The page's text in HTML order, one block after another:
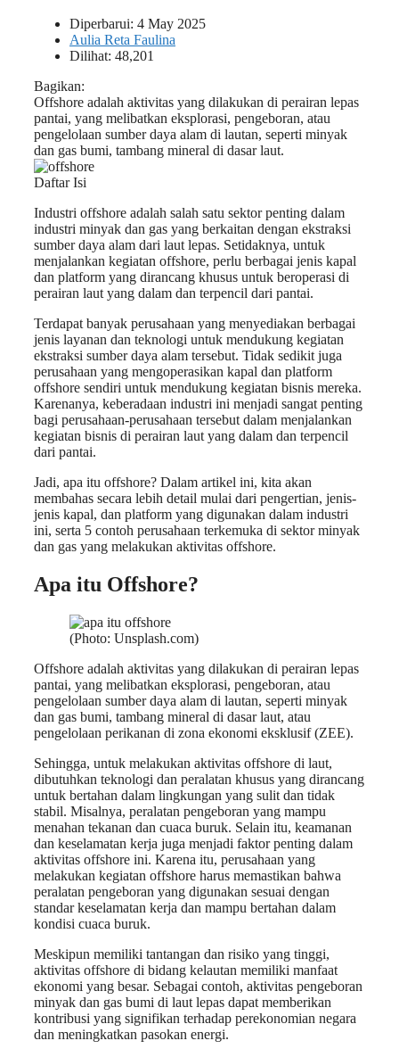
Diperbarui: 4 May 2025
Aulia Reta Faulina
Dilihat: 48,201
Bagikan:
Offshore adalah aktivitas yang dilakukan di perairan lepas
pantai, yang melibatkan eksplorasi, pengeboran, atau
pengelolaan sumber daya alam di lautan, seperti minyak
dan gas bumi, tambang mineral di dasar laut.
Daftar Isi
Industri offshore adalah salah satu sektor penting dalam
industri minyak dan gas yang berkaitan dengan ekstraksi
sumber daya alam dari laut lepas. Setidaknya, untuk
menjalankan kegiatan offshore, perlu berbagai jenis kapal
dan platform yang dirancang khusus untuk beroperasi di
perairan laut yang dalam dan terpencil dari pantai.
Terdapat banyak perusahaan yang menyediakan berbagai
jenis layanan dan teknologi untuk mendukung kegiatan
ekstraksi sumber daya alam tersebut. Tidak sedikit juga
perusahaan yang mengoperasikan kapal dan platform
offshore sendiri untuk mendukung kegiatan bisnis mereka.
Karenanya, keberadaan industri ini menjadi sangat penting
bagi perusahaan-perusahaan tersebut dalam menjalankan
kegiatan bisnis di perairan laut yang dalam dan terpencil
dari pantai.
Jadi, apa itu offshore? Dalam artikel ini, kita akan
membahas secara lebih detail mulai dari pengertian, jenis-
jenis kapal, dan platform yang digunakan dalam industri
ini, serta 5 contoh perusahaan terkemuka di sektor minyak
dan gas yang melakukan aktivitas offshore.
Apa itu Offshore?
(Photo: Unsplash.com)
Offshore adalah aktivitas yang dilakukan di perairan lepas
pantai, yang melibatkan eksplorasi, pengeboran, atau
pengelolaan sumber daya alam di lautan, seperti minyak
dan gas bumi, tambang mineral di dasar laut, atau
pengelolaan perikanan di zona ekonomi eksklusif (ZEE).
Sehingga, untuk melakukan aktivitas offshore di laut,
dibutuhkan teknologi dan peralatan khusus yang dirancang
untuk bertahan dalam lingkungan yang sulit dan tidak
stabil. Misalnya, peralatan pengeboran yang mampu
menahan tekanan dan cuaca buruk. Selain itu, keamanan
dan keselamatan kerja juga menjadi faktor penting dalam
aktivitas offshore ini. Karena itu, perusahaan yang
melakukan kegiatan offshore harus memastikan bahwa
peralatan pengeboran yang digunakan sesuai dengan
standar keselamatan kerja dan mampu bertahan dalam
kondisi cuaca buruk.
Meskipun memiliki tantangan dan risiko yang tinggi,
aktivitas offshore di bidang kelautan memiliki manfaat
ekonomi yang besar. Sebagai contoh, aktivitas pengeboran
minyak dan gas bumi di laut lepas dapat memberikan
kontribusi yang signifikan terhadap perekonomian negara
dan meningkatkan pasokan energi.